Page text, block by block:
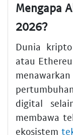
Mengapa
2026?
Dunia
atau
digital
membawa
ekosistem